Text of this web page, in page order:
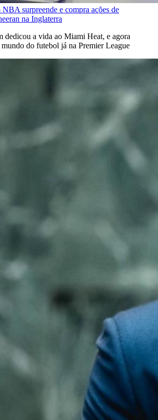
NBA surpreende e compra ações de
na Inglaterra
dedicou a vida ao Miami Heat, e agora
mundo do futebol já na Premier League